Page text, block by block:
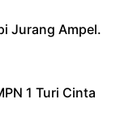
Jurang Ampel.
1 Turi Cinta